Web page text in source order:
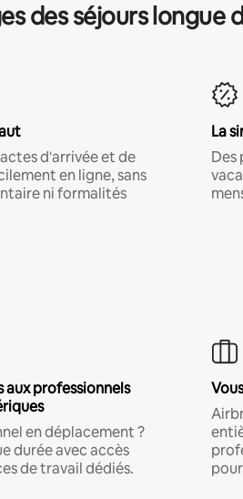
des séjours longue
d'arrivée et de
en ligne, sans
ni formalités
La
Des
aux professionnels
en déplacement ?
durée avec accès
de travail dédiés.